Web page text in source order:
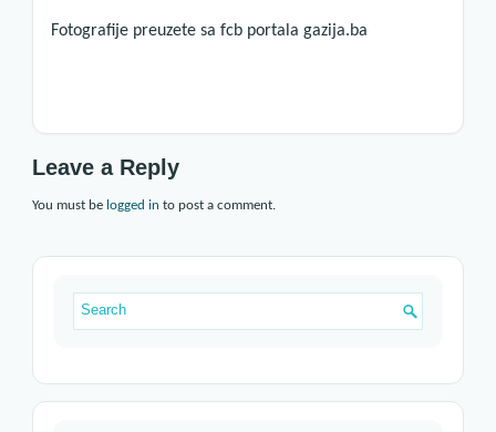
Fotografije preuzete sa fcb portala gazija.ba
Leave a Reply
You must be logged in to post a comment.